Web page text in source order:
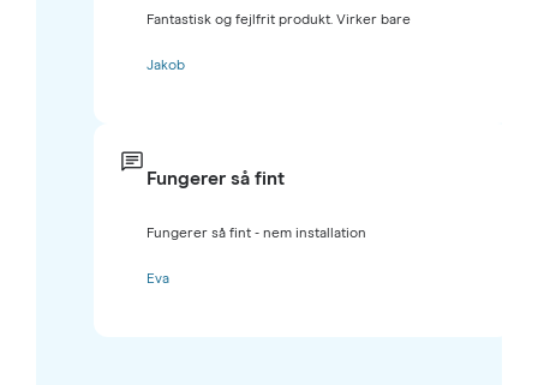
Fantastisk og fejlfrit produkt. Virker bare
Jakob
Fungerer så fint
Fungerer så fint - nem installation
Eva